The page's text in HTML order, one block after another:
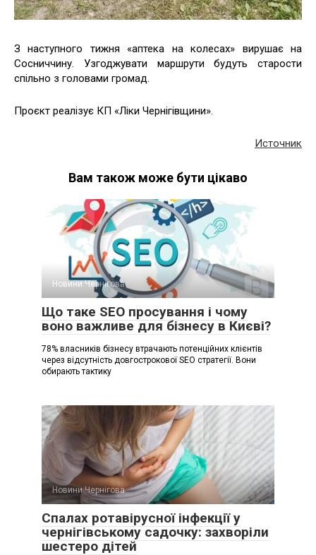
З наступного тижня «аптека на колесах» вирушає на
Сосниччину. Узгоджувати маршрути будуть старости
спільно з головами громад.
Проєкт реалізує КП «Ліки Чернігівщини».
Источник
Вам також може бути цікаво
Новини Чернігова
Що таке SEO просування і чому
воно важливе для бізнесу в Києві?
78% власників бізнесу втрачають потенційних клієнтів
через відсутність довгострокової SEO стратегії. Вони
обирають тактику
Новини Чернігова
Спалах ротавірусної інфекції у
чернігівському садочку: захворіли
шестеро дітей